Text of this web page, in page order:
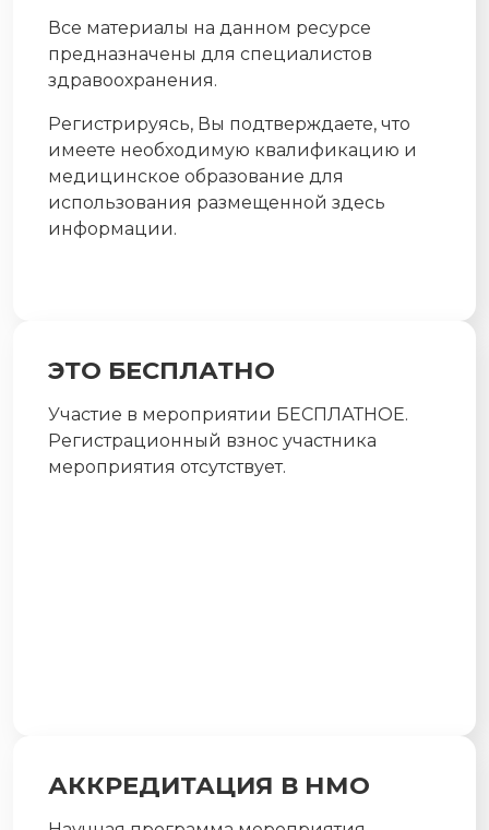
Все материалы на данном ресурсе
предназначены для специалистов
здравоохранения.
Регистрируясь, Вы подтверждаете, что
имеете необходимую квалификацию и
медицинское образование для
использования размещенной здесь
информации.
ЭТО БЕСПЛАТНО
Участие в мероприятии БЕСПЛАТНОЕ.
Регистрационный взнос участника
мероприятия отсутствует.
АККРЕДИТАЦИЯ В НМО